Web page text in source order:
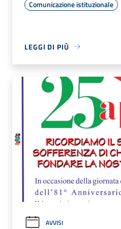
Comunicazione istituzionale
LEGGI DI PIÙ
AVVISI